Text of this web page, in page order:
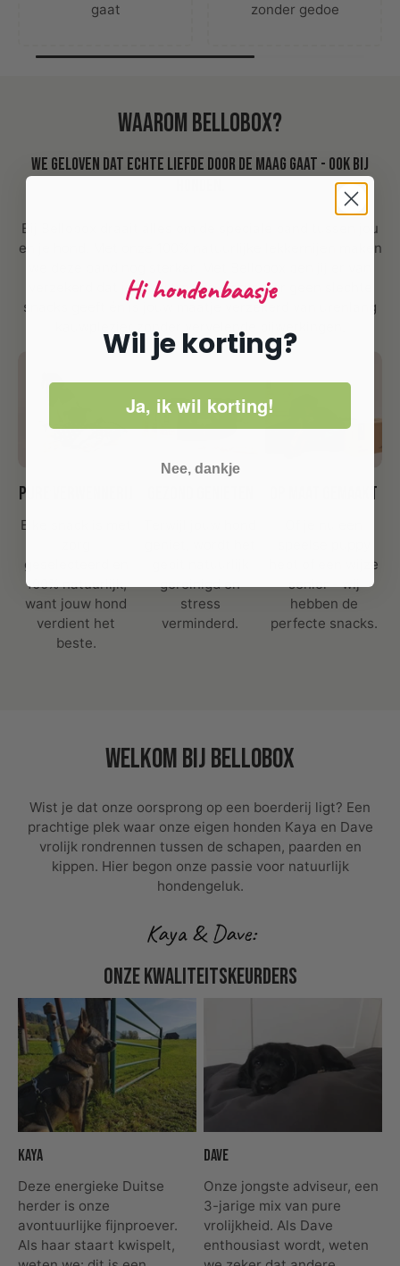
gaat
zonder gedoe
Waarom Bellobox?
We geloven dat echte liefde door de maag gaat - ook bij
Bij Bellobox draait alles om de speciale band tussen jou
en je hond. Met onze 100% natuurlijke lekkernijen maken
verzekerd dat je jouw trouwe viervoeter geen slechte
snacks geeft én is jouw maatje verzekerd van urenlang
Pure verwennerij
Elke snack is met
geselecteerd en
100% natuurlijk,
want jouw hond
verdient het
beste.
gereinigd en
stress
verminderd.
Op maat gemaakt
hebt of een wijze
senior - wij
hebben de
perfecte snacks.
Welkom bij Bellobox
Wist je dat onze oorsprong op een boerderij ligt? Een
prachtige plek waar onze eigen honden Kaya en Dave
vrolijk rondrennen tussen de schapen, paarden en
kippen. Hier begon onze passie voor natuurlijk
hondengeluk.
Kaya & Dave:
onze kwaliteitskeurders
Kaya
Deze energieke Duitse
herder is onze
avontuurlijke fijnproever.
Als haar staart kwispelt,
Dave
Onze jongste adviseur, een
3-jarige mix van pure
vrolijkheid. Als Dave
enthousiast wordt, weten
Hi hondenbaasje
Wil je korting?
Ja, ik wil korting!
Nee, dankje